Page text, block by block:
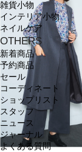
雑貨小物
インテリア小物
ネイルケア
OTHERS
新着商品
予約商品
セール
コーディネート
ショップリスト
スタッフ
ニュース
ジャーナル
よくある質問